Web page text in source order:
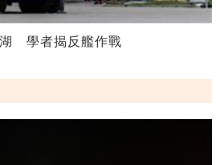
學者揭反艦作戰